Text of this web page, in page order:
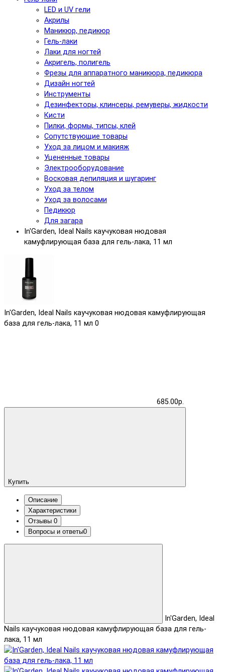
LED и UV гели
Акрилы
Маникюр, педикюр
Гель-лаки
Лаки для ногтей
Акригель, полигель
Фрезы для аппаратного маникюра, педикюра
Дизайн ногтей
Инструменты
Дезинфекторы, клинсеры, ремуверы, жидкости
Кисти
Пилки, формы, типсы, клей
Сопутствующие товары
Уход за лицом и макияж
Уцененные товары
Электрооборудование
Восковая депиляция и шугаринг
Уход за телом
Уход за волосами
Педикюр
Для загара
In'Garden, Ideal Nails каучуковая нюдовая
камуфлирующая база для гель-лака, 11 мл
In'Garden, Ideal Nails каучуковая нюдовая камуфлирующая
база для гель-лака, 11 мл 0
685.00р.
Купить
Описание
Характеристики
Отзывы 0
Вопросы и ответы0
In'Garden, Ideal
Nails каучуковая нюдовая камуфлирующая база для гель-
лака, 11 мл